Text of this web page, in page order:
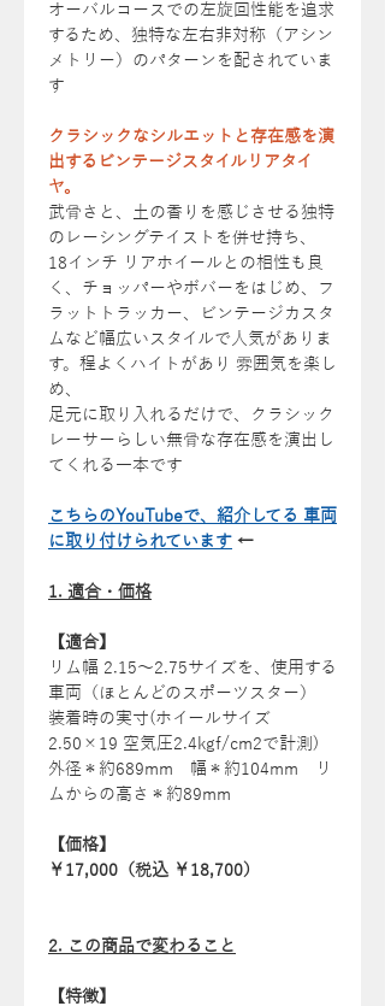
オーバルコースでの左旋回性能を追求
するため、独特な左右非対称（アシン
メトリー）のパターンを配されていま
す
クラシックなシルエットと存在感を演
出するビンテージスタイルリアタイ
ヤ。
武骨さと、土の香りを感じさせる独特
のレーシングテイストを併せ持ち、
18インチ リアホイールとの相性も良
く、チョッパーやボバーをはじめ、フ
ラットトラッカー、ビンテージカスタ
ムなど幅広いスタイルで人気がありま
す。程よくハイトがあり 雰囲気を楽し
め、
足元に取り入れるだけで、クラシック
レーサーらしい無骨な存在感を演出し
てくれる一本です
こちらのYouTubeで、紹介してる 車両
に取り付けられています ←
1. 適合・価格
【適合】
リム幅 2.15〜2.75サイズを、使用する
車両（ほとんどのスポーツスター）
装着時の実寸(ホイールサイズ
2.50×19 空気圧2.4kgf/cm2で計測)
外径＊約689mm 幅＊約104mm リ
ムからの高さ＊約89mm
【価格】
￥17,000（税込 ￥18,700）
2. この商品で変わること
【特徴】